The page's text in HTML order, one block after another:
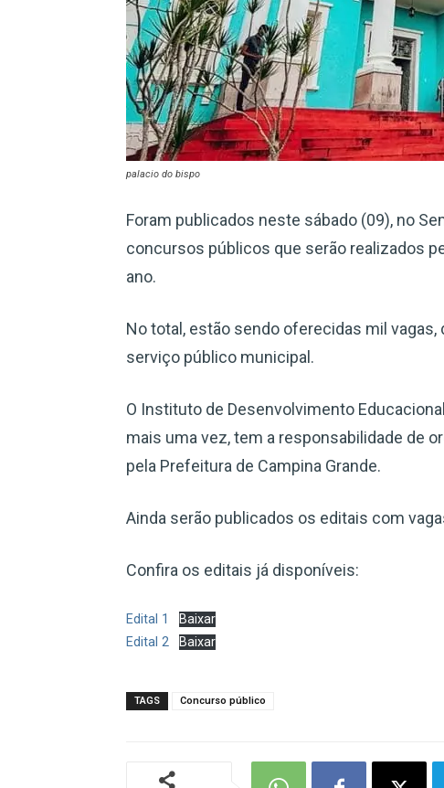
palacio do bispo
Foram publicados neste sábado (09), no
concursos públicos que serão realizados
ano.
No total, estão sendo oferecidas mil
serviço público municipal.
O Instituto de Desenvolvimento
mais uma vez, tem a responsabilidade de
pela Prefeitura de Campina Grande.
Ainda serão publicados os editais com
Confira os editais já disponíveis:
Edital 1
Baixar
Edital 2
Baixar
TAGS Concurso público